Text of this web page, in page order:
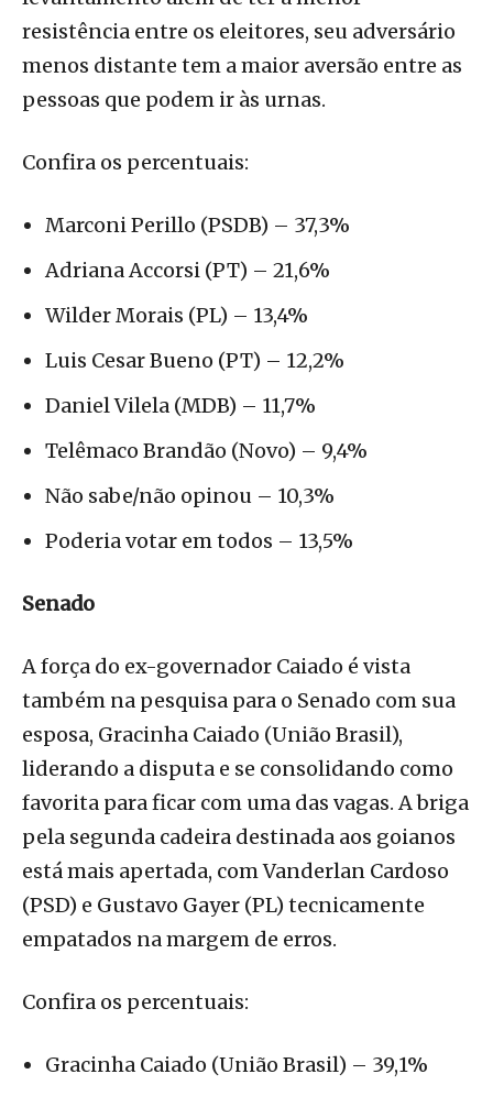
resistência entre os eleitores, seu adversário
menos distante tem a maior aversão entre as
pessoas que podem ir às urnas.
Confira os percentuais:
Marconi Perillo (PSDB) – 37,3%
Adriana Accorsi (PT) – 21,6%
Wilder Morais (PL) – 13,4%
Luis Cesar Bueno (PT) – 12,2%
Daniel Vilela (MDB) – 11,7%
Telêmaco Brandão (Novo) – 9,4%
Não sabe/não opinou – 10,3%
Poderia votar em todos – 13,5%
Senado
A força do ex-governador Caiado é vista
também na pesquisa para o Senado com sua
esposa, Gracinha Caiado (União Brasil),
liderando a disputa e se consolidando como
favorita para ficar com uma das vagas. A briga
pela segunda cadeira destinada aos goianos
está mais apertada, com Vanderlan Cardoso
(PSD) e Gustavo Gayer (PL) tecnicamente
empatados na margem de erros.
Confira os percentuais:
Gracinha Caiado (União Brasil) – 39,1%